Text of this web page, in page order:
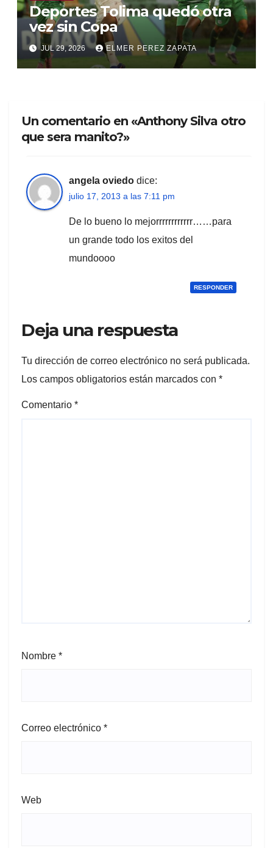
Deportes Tolima quedó otra
vez sin Copa
JUL 29, 2026 ELMER PEREZ ZAPATA
Un comentario en «Anthony Silva otro
que sera manito?»
angela oviedo dice:
julio 17, 2013 a las 7:11 pm
De lo bueno lo mejorrrrrrrrrrrr……para
un grande todo los exitos del
mundoooo
RESPONDER
Deja una respuesta
Tu dirección de correo electrónico no será publicada.
Los campos obligatorios están marcados con *
Comentario *
Nombre *
Correo electrónico *
Web